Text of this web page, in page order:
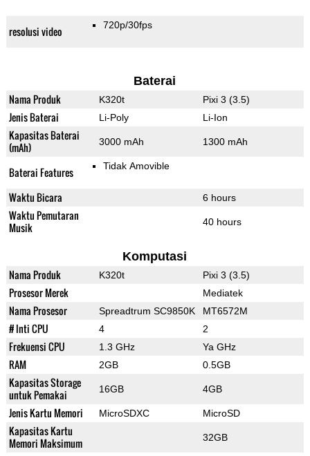
resolusi video 720p/30fps
Baterai
Nama Produk K320t Pixi 3 (3.5)
Jenis Baterai Li-Poly Li-Ion
Kapasitas Baterai
(mAh)
3000 mAh 1300 mAh
Baterai Features Tidak Amovible
Waktu Bicara 6 hours
Waktu Pemutaran
Musik
40 hours
Komputasi
Nama Produk K320t Pixi 3 (3.5)
Prosesor Merek Mediatek
Nama Prosesor Spreadtrum SC9850K MT6572M
# Inti CPU 4 2
Frekuensi CPU 1.3 GHz Ya GHz
RAM 2GB 0.5GB
Kapasitas Storage
untuk Pemakai
16GB 4GB
Jenis Kartu Memori MicroSDXC MicroSD
Kapasitas Kartu
Memori Maksimum
32GB